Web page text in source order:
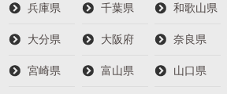
兵庫県 千葉県 和歌山県
大分県 大阪府 奈良県
宮崎県 富山県 山口県